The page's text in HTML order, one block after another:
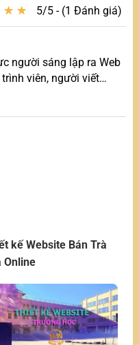
★ ★
★ ★ 5/5 - (1 Đánh giá)
người sáng lập ra Web
viên, người viết
tư vấn các vấn đề về
kế Website Bán Trà
Online